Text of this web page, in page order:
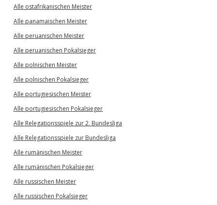
Alle ostafrikanischen Meister
Alle panamaischen Meister
Alle peruanischen Meister
Alle peruanischen Pokalsieger
Alle polnischen Meister
Alle polnischen Pokalsieger
Alle portugiesischen Meister
Alle portugiesischen Pokalsieger
Alle Relegationsspiele zur 2. Bundesliga
Alle Relegationsspiele zur Bundesliga
Alle rumänischen Meister
Alle rumänischen Pokalsieger
Alle russischen Meister
Alle russischen Pokalsieger